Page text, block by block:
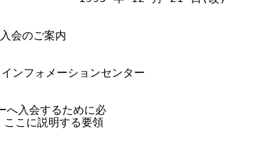
会のご案内
フォメーションセンター
へ入会するために必
こに説明する要領